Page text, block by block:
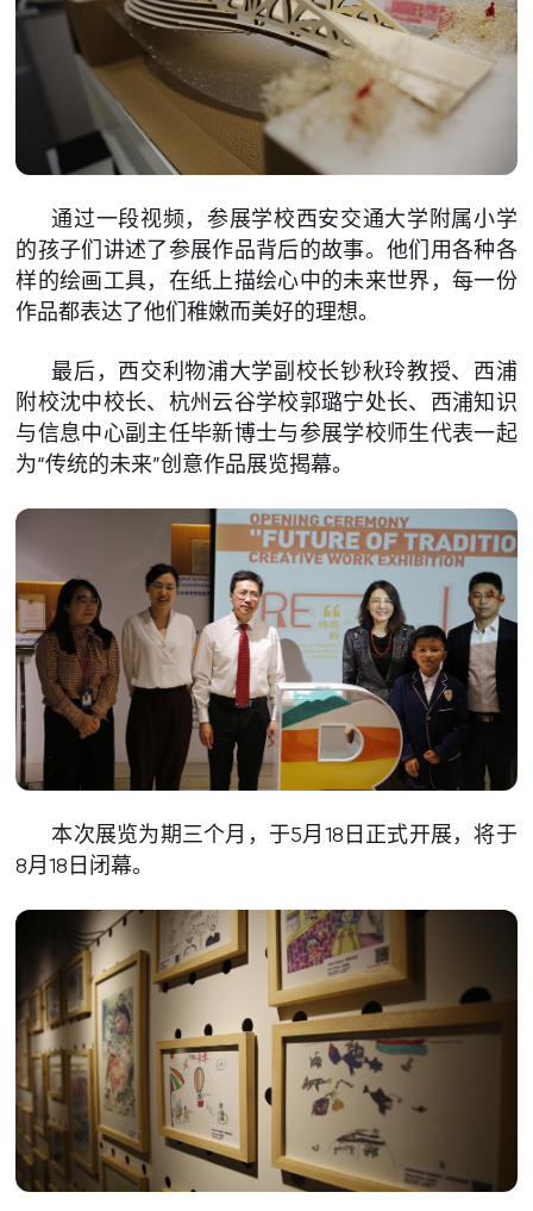
通过一段视频，参展学校西安交通大学附属小学
的孩子们讲述了参展作品背后的故事。他们用各种各
样的绘画工具，在纸上描绘心中的未来世界，每一份
作品都表达了他们稚嫩而美好的理想。
最后，西交利物浦大学副校长钞秋玲教授、西浦
附校沈中校长、杭州云谷学校郭璐宁处长、西浦知识
与信息中心副主任毕新博士与参展学校师生代表一起
为“传统的未来”创意作品展览揭幕。
本次展览为期三个月，于5月18日正式开展，将于
8月18日闭幕。